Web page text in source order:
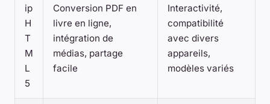
ip
H
T
M
L
5
Conversion PDF en
livre en ligne,
intégration de
médias, partage
facile
Interactivité,
compatibilité
avec divers
appareils,
modèles variés